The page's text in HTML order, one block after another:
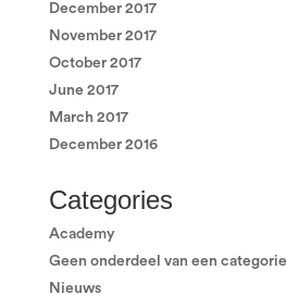
December 2017
November 2017
October 2017
June 2017
March 2017
December 2016
Categories
Academy
Geen onderdeel van een categorie
Nieuws